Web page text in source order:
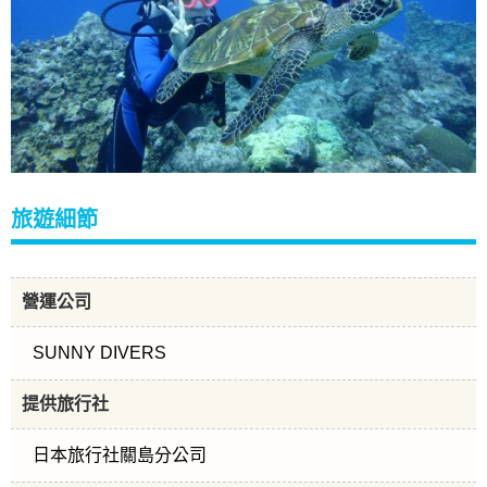
旅遊細節
營運公司
SUNNY DIVERS
提供旅行社
日本旅行社關島分公司